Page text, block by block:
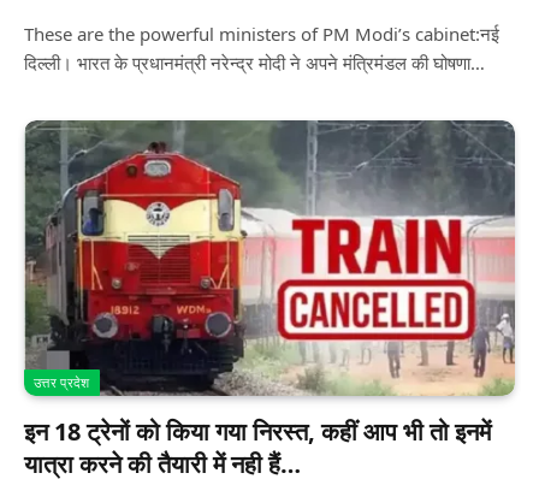
These are the powerful ministers of PM Modi’s cabinet:नई
दिल्ली। भारत के प्रधानमंत्री नरेन्द्र मोदी ने अपने मंत्रिमंडल की घोषणा…
उत्तर प्रदेश
इन 18 ट्रेनों को किया गया निरस्त, कहीं आप भी तो इनमें
यात्रा करने की तैयारी में नही हैं…